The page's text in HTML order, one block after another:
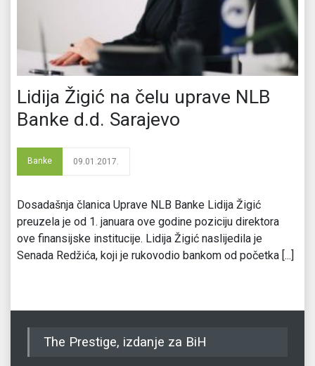
Lidija Žigić na čelu uprave NLB
Banke d.d. Sarajevo
Banke 09.01.2017.
Dosadašnja članica Uprave NLB Banke Lidija Žigić
preuzela je od 1. januara ove godine poziciju direktora
ove finansijske institucije. Lidija Žigić naslijedila je
Senada Redžića, koji je rukovodio bankom od početka [...]
The Prestige, izdanje za BiH